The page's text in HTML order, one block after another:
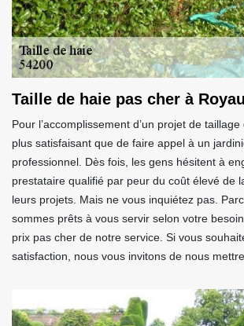
Taille de haie pas cher à
Pour l’accomplissement d’un projet de
plus satisfaisant que de faire appel à un
professionnel. Dès fois, les gens hésitent à
prestataire qualifié par peur du coût élevé de
leurs projets. Mais ne vous inquiétez pas.
sommes prêts à vous servir selon votre
prix pas cher de notre service. Si vous
satisfaction, nous vous invitons de nous